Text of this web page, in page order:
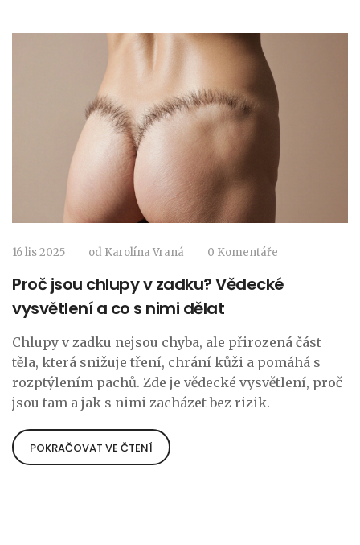
16 lis 2025 od Karolína Vraná 0 Komentáře
Proč jsou chlupy v zadku? Vědecké
vysvětlení a co s nimi dělat
Chlupy v zadku nejsou chyba, ale přirozená část
těla, která snižuje tření, chrání kůži a pomáhá s
rozptýlením pachů. Zde je vědecké vysvětlení, proč
jsou tam a jak s nimi zacházet bez rizik.
POKRAČOVAT VE ČTENÍ